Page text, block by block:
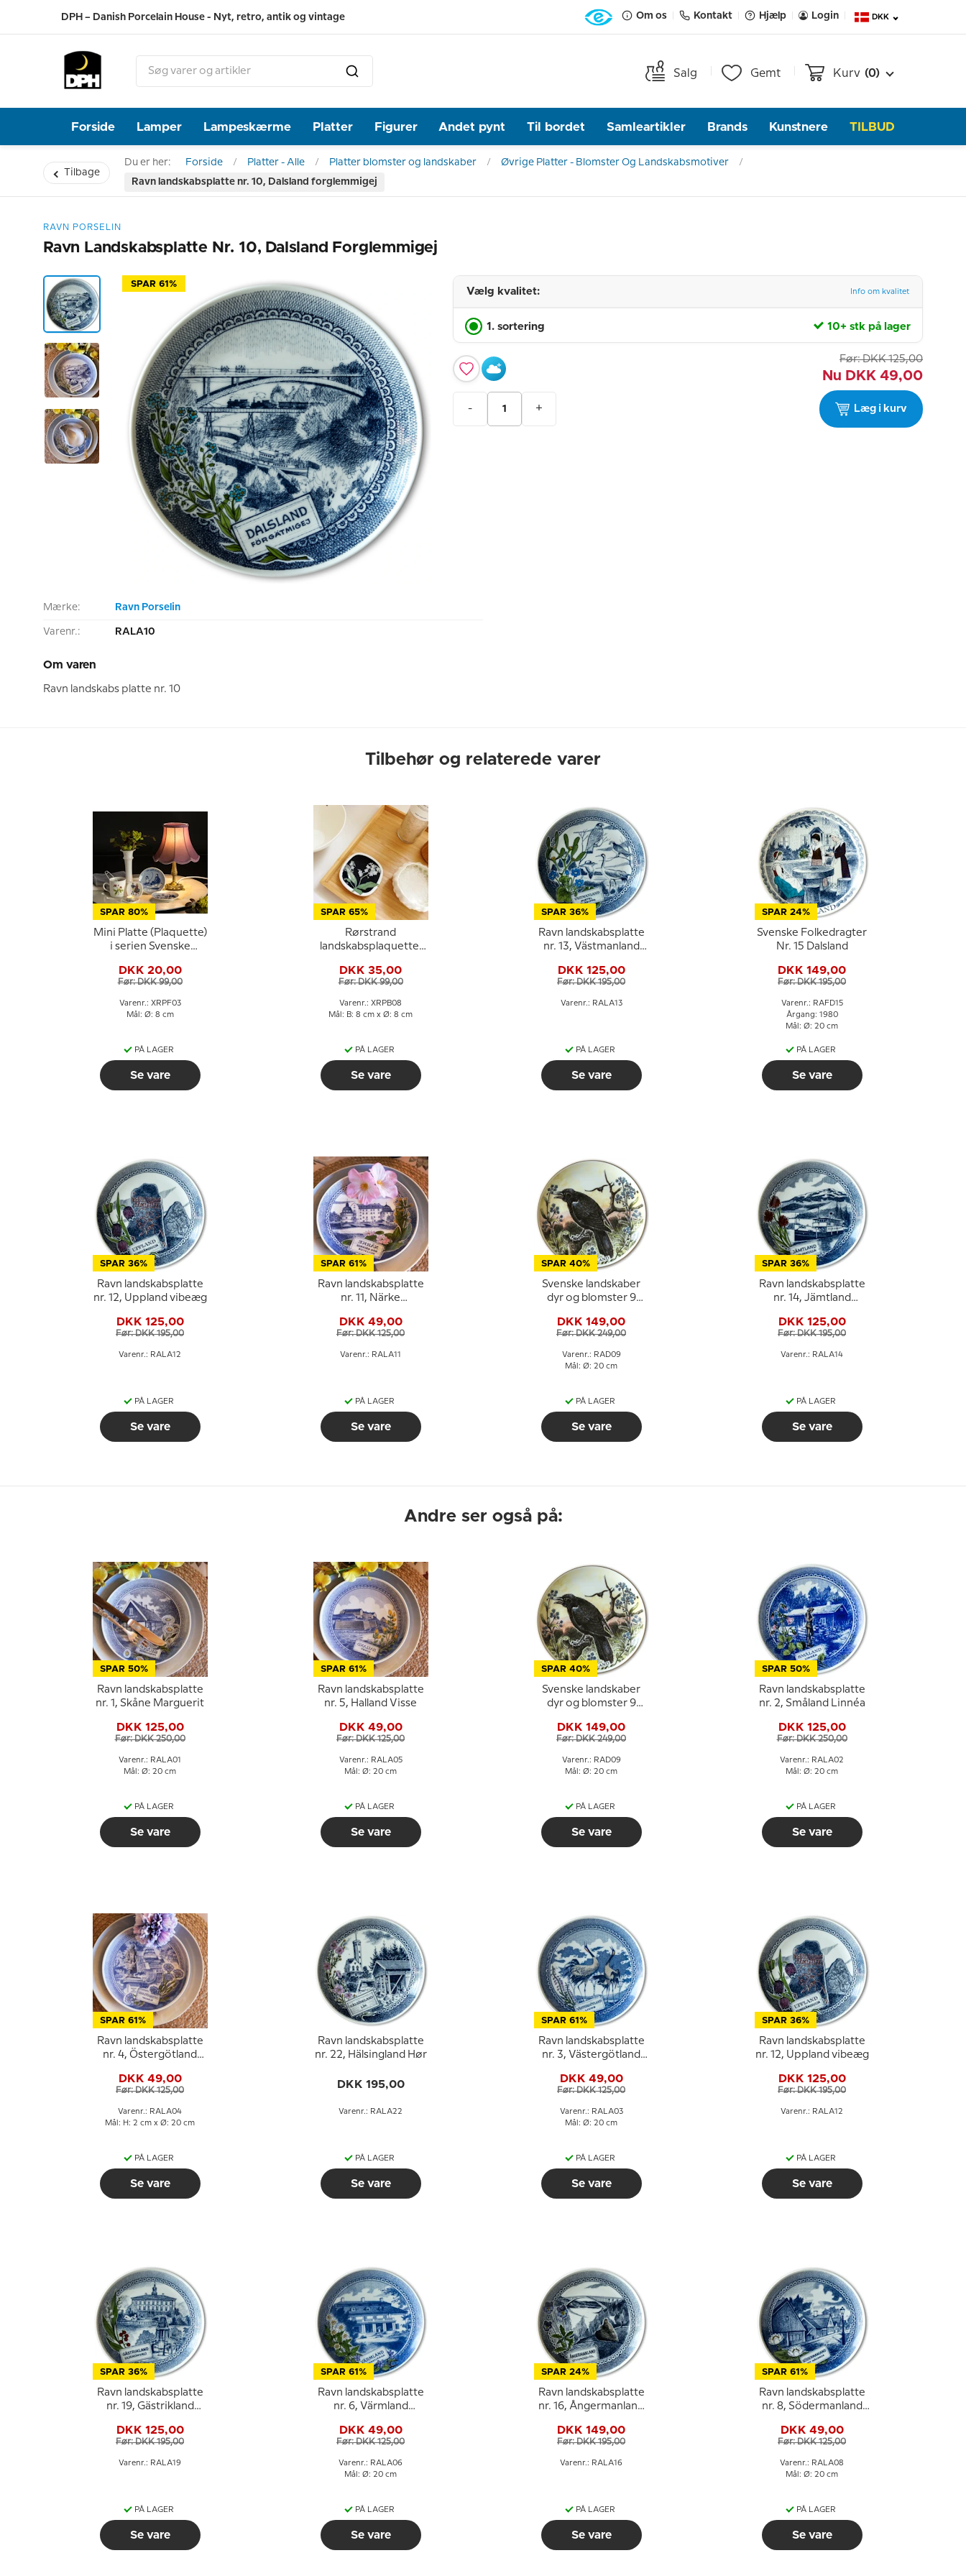
DPH – Danish Porcelain House - Nyt, retro, antik og vintage Om os Kontakt Hjælp Login DKK
Salg Gemt Kurv (0)
Forside Lamper Lampeskærme Platter Figurer Andet pynt Til bordet Samleartikler Brands Kunstnere TILBUD
Tilbage
Du er her: Forside Platter - Alle Platter blomster og landskaber
Øvrige Platter - Blomster Og Landskabsmotiver
Ravn landskabsplatte nr. 10, Dalsland forglemmigej
RAVN PORSELIN
Ravn Landskabsplatte Nr. 10, Dalsland Forglemmigej
SPAR 61%
Vælg kvalitet: Info om kvalitet
1. sortering 10+ stk på lager
Før: DKK 125,00
Nu DKK 49,00
- + Læg i kurv
Mærke: Ravn Porselin
Varenr.: RALA10
Om varen
Ravn landskabs platte nr. 10
Tilbehør og relaterede varer
SPAR 80%
Mini Platte (Plaquette)
i serien Svenske
Dalsland
DKK 20,00
Før: DKK 99,00
Varenr.: XRPF03
Mål: Ø: 8 cm
PÅ LAGER
Se vare
SPAR 65%
Rørstrand
landskabsplaquette,
DKK 35,00
Før: DKK 99,00
Varenr.: XRPB08
Mål: B: 8 cm x Ø: 8 cm
PÅ LAGER
Se vare
SPAR 36%
Ravn landskabsplatte
nr. 13, Västmanland
anemone
DKK 125,00
Før: DKK 195,00
Varenr.: RALA13
PÅ LAGER
Se vare
SPAR 24%
Svenske Folkedragter
Nr. 15 Dalsland
DKK 149,00
Før: DKK 195,00
Varenr.: RAFD15
Årgang: 1980
Mål: Ø: 20 cm
PÅ LAGER
Se vare
SPAR 36%
Ravn landskabsplatte
nr. 12, Uppland vibeæg
DKK 125,00
Før: DKK 195,00
Varenr.: RALA12
PÅ LAGER
Se vare
SPAR 61%
Ravn landskabsplatte
nr. 11, Närke
DKK 49,00
Før: DKK 125,00
Varenr.: RALA11
PÅ LAGER
Se vare
SPAR 40%
Svenske landskaber
dyr og blomster 9
DKK 149,00
Før: DKK 249,00
Varenr.: RAD09
Mål: Ø: 20 cm
PÅ LAGER
Se vare
SPAR 36%
Ravn landskabsplatte
nr. 14, Jämtland
DKK 125,00
Før: DKK 195,00
Varenr.: RALA14
PÅ LAGER
Se vare
Andre ser også på:
SPAR 50%
Ravn landskabsplatte
nr. 1, Skåne Marguerit
DKK 125,00
Før: DKK 250,00
Varenr.: RALA01
Mål: Ø: 20 cm
PÅ LAGER
Se vare
SPAR 61%
Ravn landskabsplatte
nr. 5, Halland Visse
DKK 49,00
Før: DKK 125,00
Varenr.: RALA05
Mål: Ø: 20 cm
PÅ LAGER
Se vare
SPAR 40%
Svenske landskaber
dyr og blomster 9
DKK 149,00
Før: DKK 249,00
Varenr.: RAD09
Mål: Ø: 20 cm
PÅ LAGER
Se vare
SPAR 50%
Ravn landskabsplatte
nr. 2, Småland Linnéa
DKK 125,00
Før: DKK 250,00
Varenr.: RALA02
Mål: Ø: 20 cm
PÅ LAGER
Se vare
SPAR 61%
Ravn landskabsplatte
nr. 4, Östergötland
DKK 49,00
Før: DKK 125,00
Varenr.: RALA04
Mål: H: 2 cm x Ø: 20 cm
PÅ LAGER
Se vare
Ravn landskabsplatte
nr. 22, Hälsingland Hør
DKK 195,00
Varenr.: RALA22
PÅ LAGER
Se vare
SPAR 61%
Ravn landskabsplatte
nr. 3, Västergötland
DKK 49,00
Før: DKK 125,00
Varenr.: RALA03
Mål: Ø: 20 cm
PÅ LAGER
Se vare
SPAR 36%
Ravn landskabsplatte
nr. 12, Uppland vibeæg
DKK 125,00
Før: DKK 195,00
Varenr.: RALA12
PÅ LAGER
Se vare
SPAR 36%
Ravn landskabsplatte
nr. 19, Gästrikland
DKK 125,00
Før: DKK 195,00
Varenr.: RALA19
PÅ LAGER
Se vare
SPAR 61%
Ravn landskabsplatte
nr. 6, Värmland
DKK 49,00
Før: DKK 125,00
Varenr.: RALA06
Mål: Ø: 20 cm
PÅ LAGER
Se vare
SPAR 24%
Ravn landskabsplatte
nr. 16, Ångermanland
DKK 149,00
Før: DKK 195,00
Varenr.: RALA16
PÅ LAGER
Se vare
SPAR 61%
Ravn landskabsplatte
nr. 8, Södermanland
DKK 49,00
Før: DKK 125,00
Varenr.: RALA08
Mål: Ø: 20 cm
PÅ LAGER
Se vare